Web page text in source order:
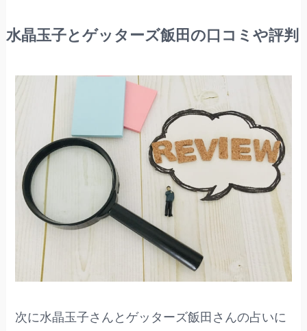
水晶玉子とゲッターズ飯田の口コミや評判
次に水晶玉子さんとゲッターズ飯田さんの占いに